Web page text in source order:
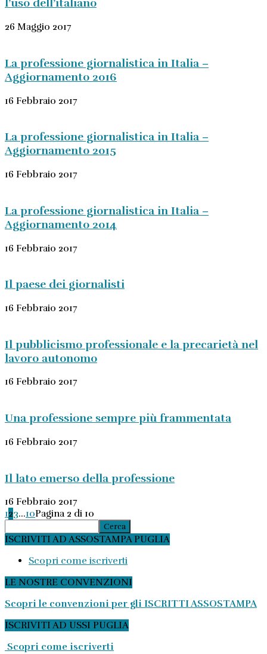
l’uso dell’italiano
26 Maggio 2017
La professione giornalistica in Italia –
Aggiornamento 2016
16 Febbraio 2017
La professione giornalistica in Italia –
Aggiornamento 2015
16 Febbraio 2017
La professione giornalistica in Italia –
Aggiornamento 2014
16 Febbraio 2017
Il paese dei giornalisti
16 Febbraio 2017
Il pubblicismo professionale e la precarietà nel
lavoro autonomo
16 Febbraio 2017
Una professione sempre più frammentata
16 Febbraio 2017
Il lato emerso della professione
16 Febbraio 2017
123...10Pagina 2 di 10
ISCRIVITI AD ASSOSTAMPA PUGLIA
Scopri come iscriverti
LE NOSTRE CONVENZIONI
Scopri le convenzioni per gli ISCRITTI ASSOSTAMPA
ISCRIVITI AD USSI PUGLIA
Scopri come iscriverti